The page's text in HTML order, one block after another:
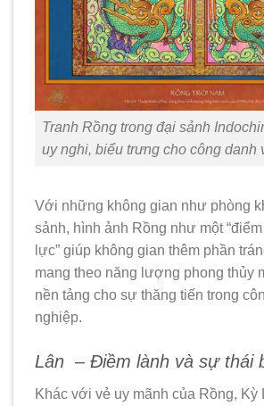
Tranh Rồng trong đại sảnh
uy nghi, biểu trưng cho công danh
Với những không gian như phòng
sảnh, hình ảnh Rồng như một
lực” giúp không gian thêm phần
mang theo năng lượng phong thủy
nền tảng cho sự thăng tiến trong
nghiệp.
Lân – Điềm lành và sự thái
Khác với vẻ uy mãnh của Rồng, Kỳ